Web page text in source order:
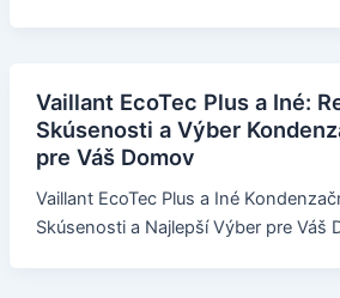
Vaillant EcoTec Plus a Iné:
Skúsenosti a Výber
pre Váš Domov
Vaillant EcoTec Plus a Iné
Skúsenosti a Najlepší Výber pre Váš